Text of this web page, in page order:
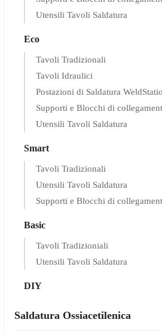
Utensili Tavoli Saldatura
Eco
Tavoli Tradizionali
Tavoli Idraulici
Postazioni di Saldatura
Supporti e Blocchi di
Utensili Tavoli Saldatura
Smart
Tavoli Tradizionali
Utensili Tavoli Saldatura
Supporti e Blocchi di
Basic
Tavoli Tradizioniali
Utensili Tavoli Saldatura
DIY
Saldatura Ossiacetilenica